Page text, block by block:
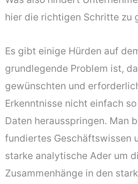
hier die richtigen Schritte zu
Es gibt einige Hürden auf
grundlegende Problem ist,
gewünschten und
Erkenntnisse nicht einfach
Daten herausspringen. Man
fundiertes Geschäftswissen
starke analytische Ader um
Zusammenhänge in den stark